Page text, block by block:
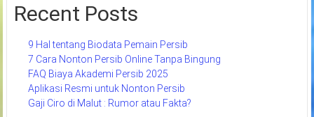
Recent Posts
9 Hal tentang Biodata Pemain Persib
7 Cara Nonton Persib Online Tanpa Bingung
FAQ Biaya Akademi Persib 2025
Aplikasi Resmi untuk Nonton Persib
Gaji Ciro di Malut : Rumor atau Fakta?